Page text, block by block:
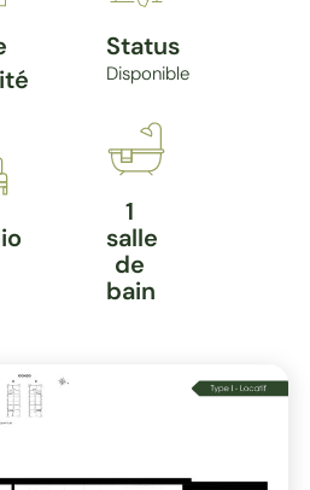
Status
Disponible
1
salle
de
bain